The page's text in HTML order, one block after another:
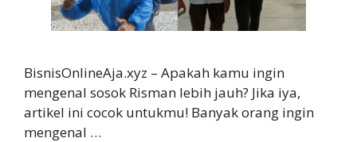
BisnisOnlineAja.xyz – Apakah kamu ingin
mengenal sosok Risman lebih jauh? Jika iya,
artikel ini cocok untukmu! Banyak orang ingin
mengenal …